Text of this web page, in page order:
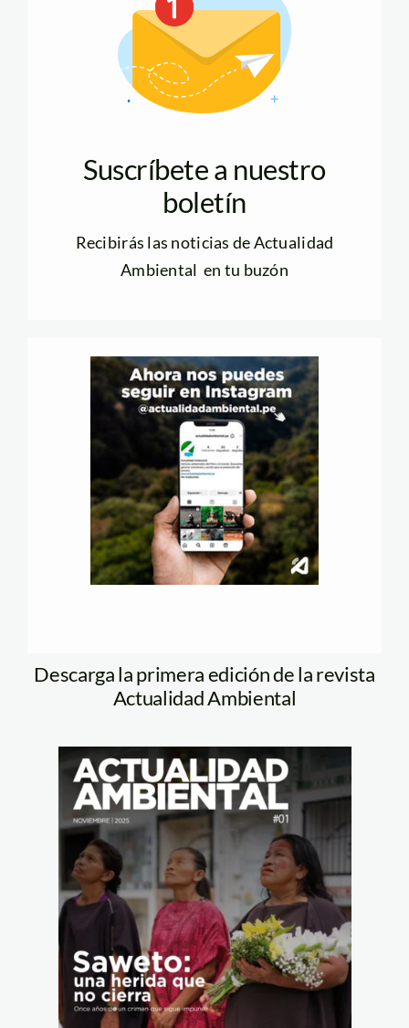
Suscríbete a nuestro
boletín
Recibirás las noticias de Actualidad
Ambiental en tu buzón
Descarga la primera edición de la revista
Actualidad Ambiental